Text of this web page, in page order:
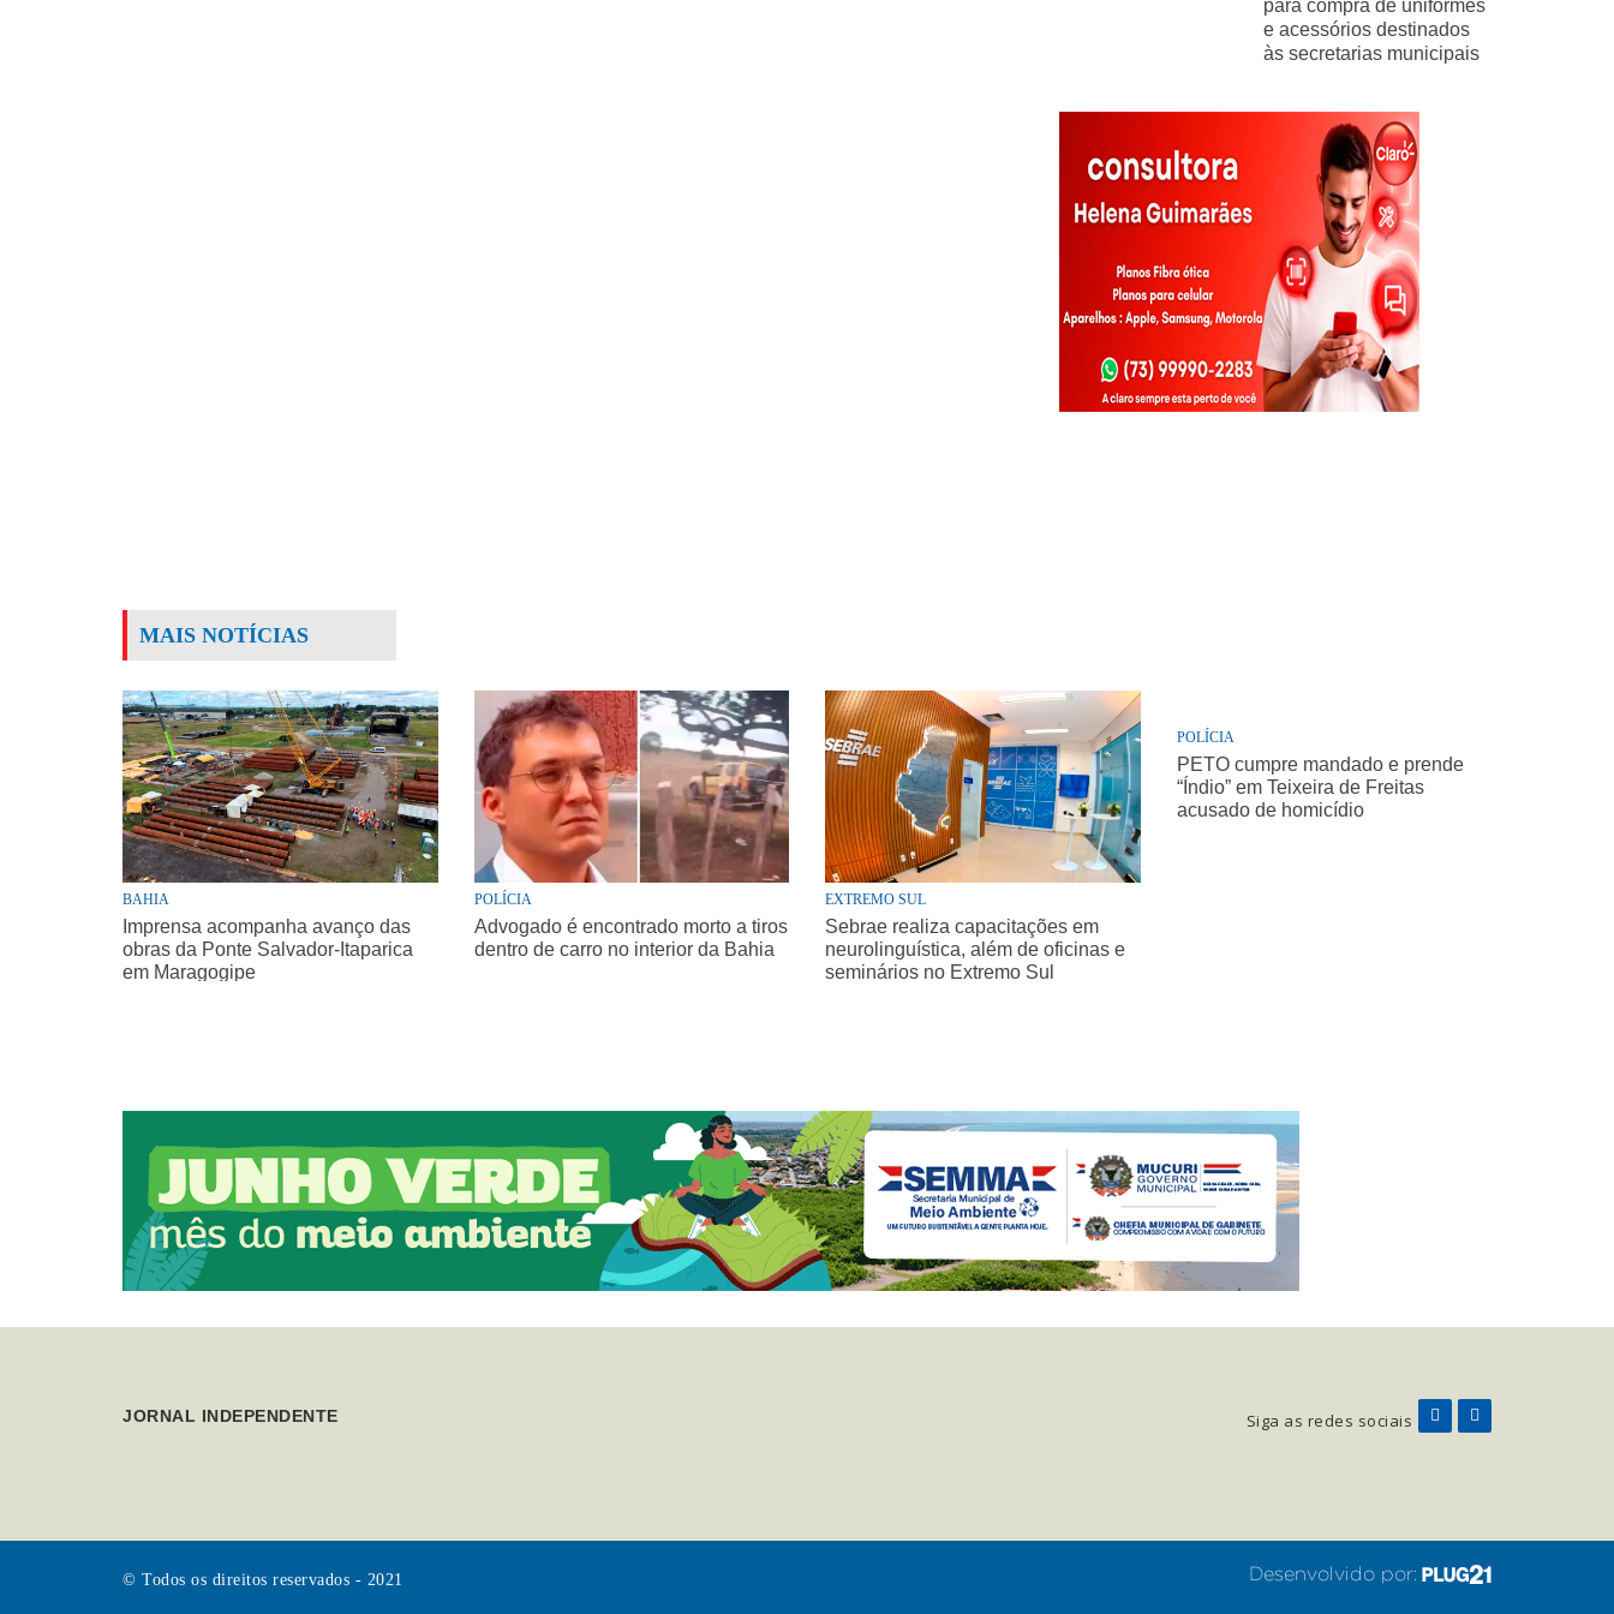
para compra de uniformes
e acessórios destinados
às secretarias municipais
MAIS NOTÍCIAS
BAHIA
Imprensa acompanha avanço das
obras da Ponte Salvador-Itaparica
em Maragogipe
POLÍCIA
Advogado é encontrado morto a tiros
dentro de carro no interior da Bahia
EXTREMO SUL
Sebrae realiza capacitações em
neurolinguística, além de oficinas e
seminários no Extremo Sul
POLÍCIA
PETO cumpre mandado e prende
“Índio” em Teixeira de Freitas
acusado de homicídio
JORNAL INDEPENDENTE Siga as redes sociais
© Todos os direitos reservados - 2021